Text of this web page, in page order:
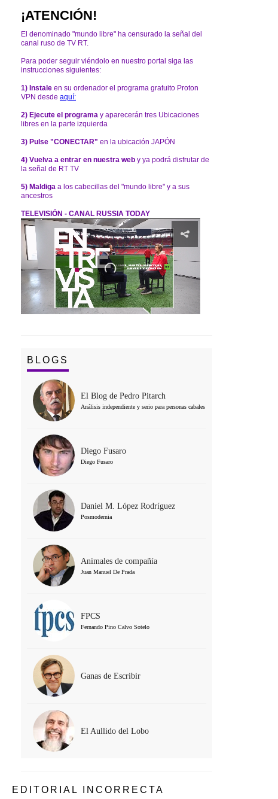
¡ATENCIÓN!
El denominado "mundo libre" ha censurado la señal del
canal ruso de TV RT.
Para poder seguir viéndolo en nuestro portal siga las
instrucciones siguientes:
1) Instale en su ordenador el programa gratuito Proton
VPN desde aquí:
2) Ejecute el programa y aparecerán tres Ubicaciones
libres en la parte izquierda
3) Pulse "CONECTAR" en la ubicación JAPÓN
4) Vuelva a entrar en nuestra web y ya podrá disfrutar de
la señal de RT TV
5) Maldiga a los cabecillas del "mundo libre" y a sus
ancestros
TELEVISIÓN - CANAL RUSSIA TODAY
BLOGS
El Blog de Pedro Pitarch
Análisis independiente y serio para personas cabales
Diego Fusaro
Diego Fusaro
Daniel M. López Rodríguez
Posmodernia
Animales de compañía
Juan Manuel De Prada
FPCS
Fernando Pino Calvo Sotelo
Ganas de Escribir
El Aullido del Lobo
EDITORIAL INCORRECTA